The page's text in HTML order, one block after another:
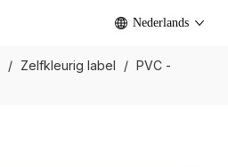
Nederlands
/ Zelfkleurig label / PVC -